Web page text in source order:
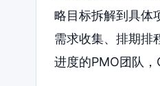
略目标拆解到具体
需求收集、排期排
进度的PMO团队，